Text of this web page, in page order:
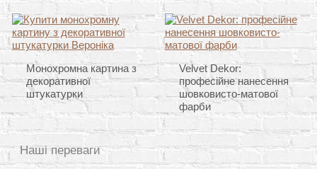
Монохромна картина з
декоративної
штукатурки
Velvet Dekor:
професійне нанесення
шовковисто-матової
фарби
Наші переваги